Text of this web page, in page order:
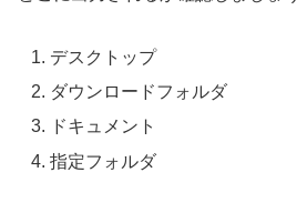
デスクトップ
ダウンロードフォルダ
ドキュメント
指定フォルダ